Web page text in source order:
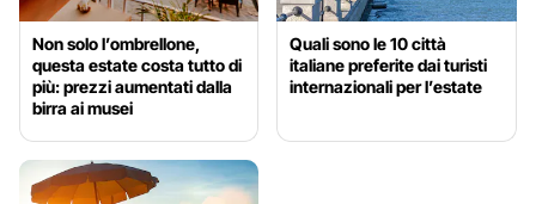
Non solo l’ombrellone,
questa estate costa tutto di
più: prezzi aumentati dalla
birra ai musei
Quali sono le 10 città
italiane preferite dai turisti
internazionali per l’estate